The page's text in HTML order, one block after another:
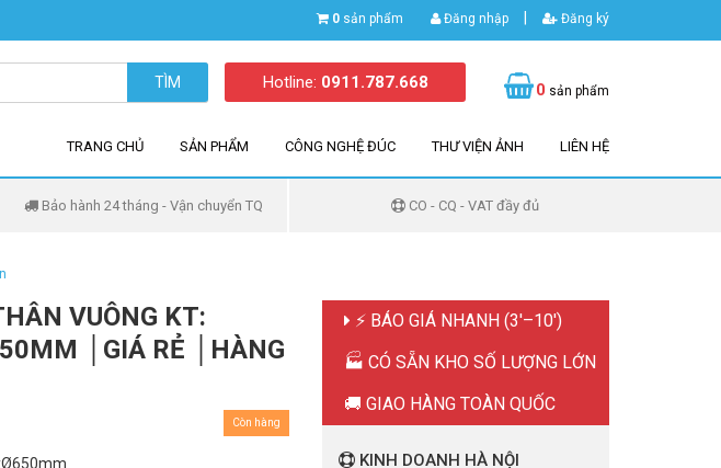
0 sản phẩm Đăng nhập Đăng ký
TÌM Hotline: 0911.787.668 0 sản phẩm
TRANG CHỦ SẢN PHẨM CÔNG NGHỆ ĐÚC THƯ VIỆN ẢNH LIÊN HỆ
Bảo hành 24 tháng - Vận chuyển TQ CO - CQ - VAT đầy đủ
VUÔNG KT:
│GIÁ RẺ │HÀNG
Còn hàng
⚡ BÁO GIÁ NHANH (3'–10')
🏭 CÓ SẴN KHO SỐ LƯỢNG LỚN
🚚 GIAO HÀNG TOÀN QUỐC
KINH DOANH HÀ NỘI